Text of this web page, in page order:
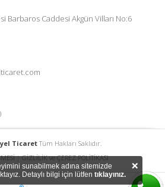
Barbaros Caddesi Akgün Vilları No:6
TicaretTüm Hakları Saklıdır.
|GİZLİLİK ve ÇEREZ POLİTİKASI
sunabilmek adına sitemizde
Detaylı bilgi için lütfen tıklayınız.
×